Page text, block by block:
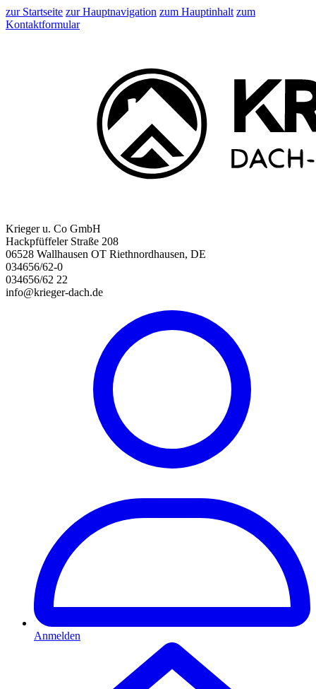
zur Startseite zur Hauptnavigation zum Hauptinhalt zum
Kontaktformular
Krieger u. Co GmbH
Hackpfüffeler Straße 208
06528 Wallhausen OT Riethnordhausen, DE
034656/62-0
034656/62 22
info@krieger-dach.de
Anmelden